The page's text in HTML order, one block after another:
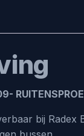
bij Radex